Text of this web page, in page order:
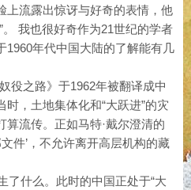
上流露出惊讶与好奇的表情，他
我也很好奇作为21世纪的学者
1960年代中国大陆的了解能有几
役之路》于1962年被翻译成中
土地集体化和“大跃进”的灾
流传。正如马特·戴尔澄清的
件’，不允许离开高层机构的藏
了什么。此时的中国正处于“大